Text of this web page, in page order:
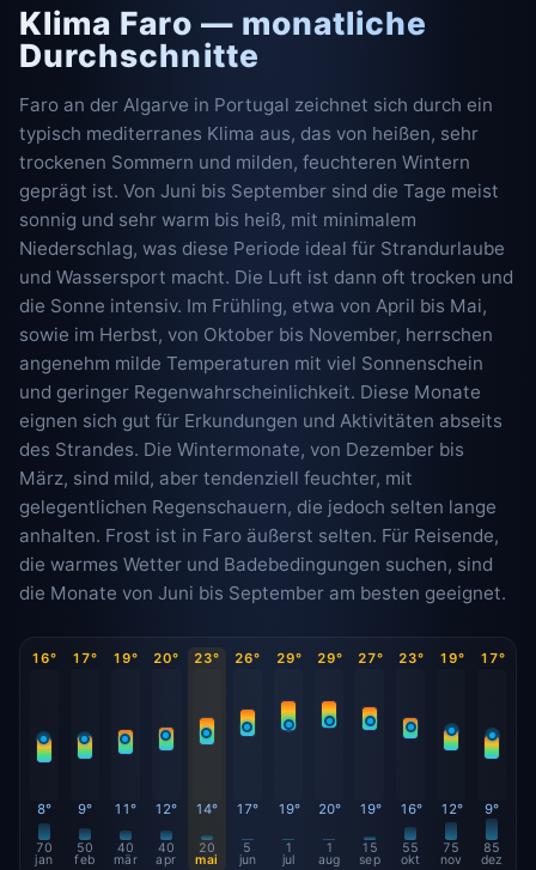
Klima Faro — monatliche
Durchschnitte
Faro an der Algarve in Portugal zeichnet sich durch ein
typisch mediterranes Klima aus, das von heißen, sehr
trockenen Sommern und milden, feuchteren Wintern
geprägt ist. Von Juni bis September sind die Tage meist
sonnig und sehr warm bis heiß, mit minimalem
Niederschlag, was diese Periode ideal für Strandurlaube
und Wassersport macht. Die Luft ist dann oft trocken und
die Sonne intensiv. Im Frühling, etwa von April bis Mai,
sowie im Herbst, von Oktober bis November, herrschen
angenehm milde Temperaturen mit viel Sonnenschein
und geringer Regenwahrscheinlichkeit. Diese Monate
eignen sich gut für Erkundungen und Aktivitäten abseits
des Strandes. Die Wintermonate, von Dezember bis
März, sind mild, aber tendenziell feuchter, mit
gelegentlichen Regenschauern, die jedoch selten lange
anhalten. Frost ist in Faro äußerst selten. Für Reisende,
die warmes Wetter und Badebedingungen suchen, sind
die Monate von Juni bis September am besten geeignet.
16°
8°
70
jan
17°
9°
50
feb
19°
11°
40
mär
20°
12°
40
apr
23°
14°
20
mai
26°
17°
5
jun
29°
19°
1
jul
29°
20°
1
aug
27°
19°
15
sep
23°
16°
55
okt
19°
12°
75
nov
17°
9°
85
dez